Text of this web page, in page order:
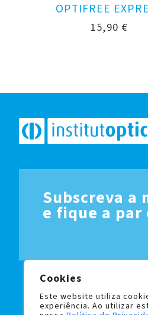
Cookies
Este website utiliza
experiência. Ao utilizar
OPTIFREE
15,90 €
Subscreva a
e fique a par